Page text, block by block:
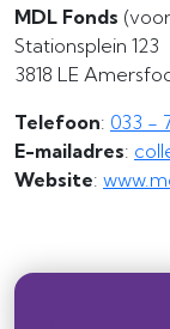
MDL Fonds
Stationsplein 123
3818 LE
Telefoon: 033 -
E-mailadres:
Website: